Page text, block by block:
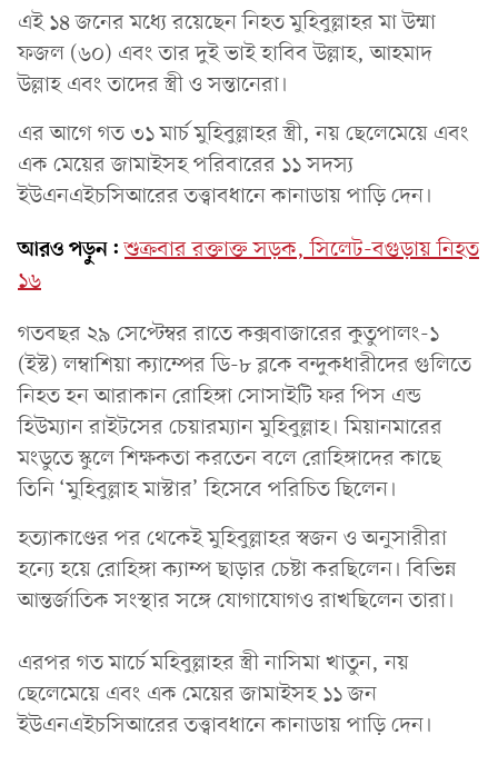
এই ১৪ জনের মধ্যে রয়েছেন নিহত মুহিবুল্লাহর মা উম্মা
ফজল (৬০) এবং তার দুই ভাই হাবিব উল্লাহ, আহমাদ
উল্লাহ এবং তাদের স্ত্রী ও সন্তানেরা।
এর আগে গত ৩১ মার্চ মুহিবুল্লাহর স্ত্রী, নয় ছেলেমেয়ে এবং
এক মেয়ের জামাইসহ পরিবারের ১১ সদস্য
ইউএনএইচসিআরের তত্ত্বাবধানে কানাডায় পাড়ি দেন।
আরও পড়ুন: শুক্রবার রক্তাক্ত সড়ক, সিলেট-বগুড়ায় নিহত
১৬
গতবছর ২৯ সেপ্টেম্বর রাতে কক্সবাজারের কুতুপালং-১
(ইস্ট) লম্বাশিয়া ক্যাম্পের ডি-৮ ব্লকে বন্দুকধারীদের গুলিতে
নিহত হন আরাকান রোহিঙ্গা সোসাইটি ফর পিস এন্ড
হিউম্যান রাইটসের চেয়ারম্যান মুহিবুল্লাহ। মিয়ানমারের
মংডুতে স্কুলে শিক্ষকতা করতেন বলে রোহিঙ্গাদের কাছে
তিনি ‘মুহিবুল্লাহ মাস্টার’ হিসেবে পরিচিত ছিলেন।
হত্যাকাণ্ডের পর থেকেই মুহিবুল্লাহর স্বজন ও অনুসারীরা
হন্যে হয়ে রোহিঙ্গা ক্যাম্প ছাড়ার চেষ্টা করছিলেন। বিভিন্ন
আন্তর্জাতিক সংস্থার সঙ্গে যোগাযোগও রাখছিলেন তারা।
এরপর গত মার্চে মহিবুল্লাহর স্ত্রী নাসিমা খাতুন, নয়
ছেলেমেয়ে এবং এক মেয়ের জামাইসহ ১১ জন
ইউএনএইচসিআরের তত্ত্বাবধানে কানাডায় পাড়ি দেন।